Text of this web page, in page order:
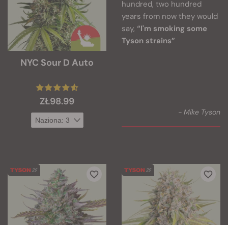
NYC Sour D Auto
ZŁ98.99
hundred, two hundred
years from now they would
say, “I'm smoking some
Tyson strains”
- Mike Tyson